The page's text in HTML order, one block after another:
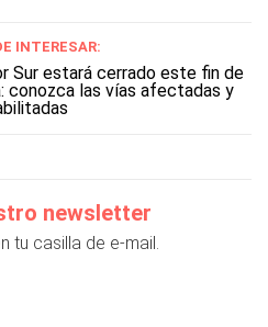
INTERESAR:
Sur estará cerrado este fin de
conozca las vías afectadas y
newsletter
tu casilla de e-mail.